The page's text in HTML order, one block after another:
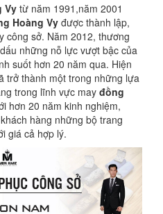
Vytừ năm 1991,năm 2001
Hoàng Vy được thành lập,
công sở. Năm 2012, thương
những nỗ lực vượt bậc của
suốt hơn 20 năm qua. Hiện
trở thành một trong những lựa
trong lĩnh vực may đồng
hơn 20 năm kinh nghiệm,
hàng những bộ trang
giá cả hợp lý.